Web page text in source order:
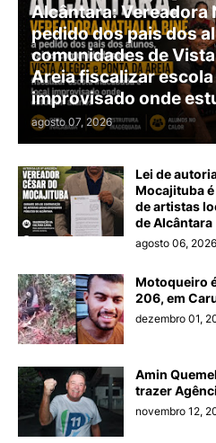
Alcântara: Vereadora
pedido dos pais dos
comunidades de
Areia fiscalizar
improvisado onde
agosto 07, 2026
Lei de
Mocajituba
de artistas
de Alcântara
agosto 06, 2026
Motoqueiro
206, em
dezembro 01,
Amin
trazer
novembro 12,